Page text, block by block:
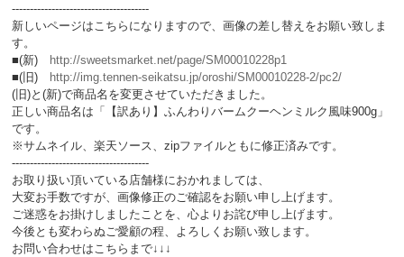
--------------------------------------
新しいページはこちらになりますので、画像の差し替えをお願い致しま
す。
■(新)
http://sweetsmarket.net/page/SM00010228p1
■(旧)
http://img.tennen-seikatsu.jp/oroshi/SM00010228-2/pc2/
(旧)と(新)で商品名を変更させていただきました。
正しい商品名は「【訳あり】ふんわりバームクーヘンミルク風味900g」
です。
※サムネイル、楽天ソース、zipファイルともに修正済みです。
--------------------------------------
お取り扱い頂いている店舗様におかれましては、
大変お手数ですが、画像修正のご確認をお願い申し上げます。
ご迷惑をお掛けしましたことを、心よりお詫び申し上げます。
今後とも変わらぬご愛顧の程、よろしくお願い致します。
お問い合わせはこちらまで↓↓↓